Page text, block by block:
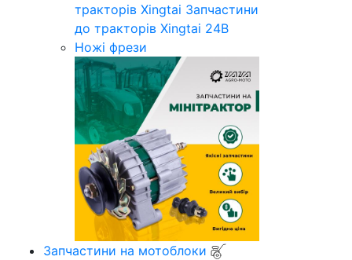
тракторів Xingtai Запчастини
до тракторів Xingtai 24B
Ножі фрези
Запчастини на мотоблоки